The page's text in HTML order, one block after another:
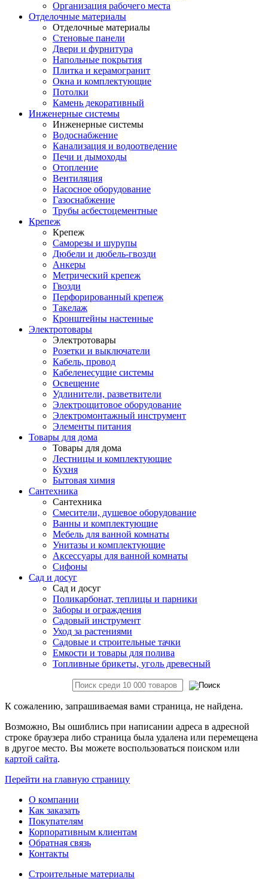
Организация рабочего места
Отделочные материалы
Отделочные материалы
Стеновые панели
Двери и фурнитура
Напольные покрытия
Плитка и керамогранит
Окна и комплектующие
Потолки
Камень декоративный
Инженерные системы
Инженерные системы
Водоснабжение
Канализация и водоотведение
Печи и дымоходы
Отопление
Вентиляция
Насосное оборудование
Газоснабжение
Трубы асбестоцементные
Крепеж
Крепеж
Саморезы и шурупы
Дюбели и дюбель-гвозди
Анкеры
Метрический крепеж
Гвозди
Перфорированный крепеж
Такелаж
Кронштейны настенные
Электротовары
Электротовары
Розетки и выключатели
Кабель, провод
Кабеленесущие системы
Освещение
Удлинители, разветвители
Электрощитовое оборудование
Электромонтажный инструмент
Элементы питания
Товары для дома
Товары для дома
Лестницы и комплектующие
Кухня
Бытовая химия
Сантехника
Сантехника
Смесители, душевое оборудование
Ванны и комплектующие
Мебель для ванной комнаты
Унитазы и комплектующие
Аксессуары для ванной комнаты
Сифоны
Сад и досуг
Сад и досуг
Поликарбонат, теплицы и парники
Заборы и ограждения
Садовый инструмент
Уход за растениями
Садовые и строительные тачки
Емкости и товары для полива
Топливные брикеты, уголь древесный
К сожалению, запрашиваемая вами страница, не найдена.
Возможно, Вы ошиблись при написании адреса в адресной
строке браузера либо страница была удалена или перемещена
в другое место. Вы можете воспользоваться поиском или
картой сайта.
Перейти на главную страницу
О компании
Как заказать
Покупателям
Корпоративным клиентам
Обратная связь
Контакты
Строительные материалы